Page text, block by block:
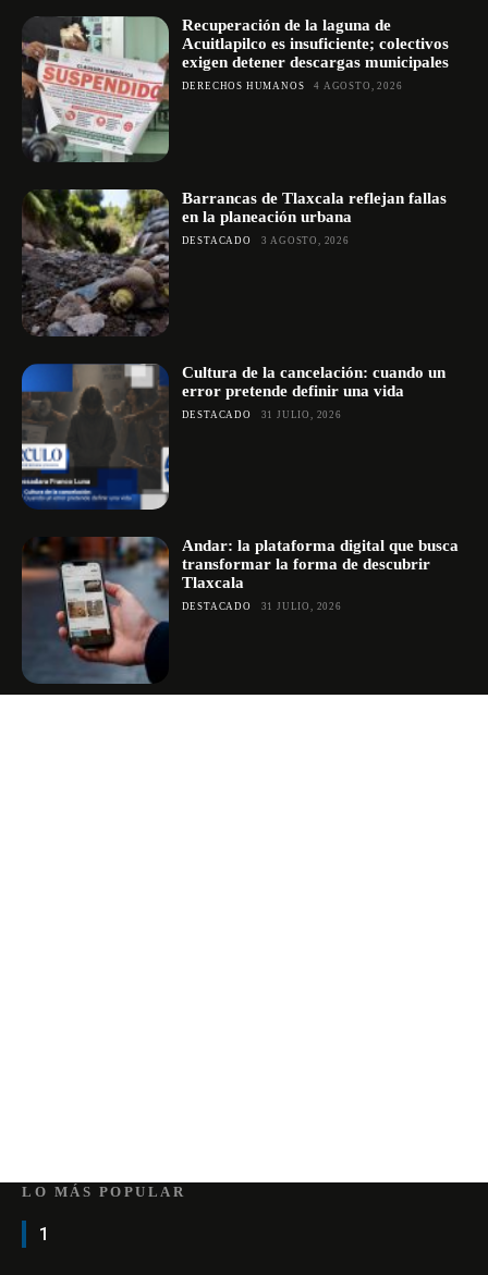
Recuperación de la laguna de
Acuitlapilco es insuficiente; colectivos
exigen detener descargas municipales
DERECHOS HUMANOS 4 AGOSTO, 2026
Barrancas de Tlaxcala reflejan fallas
en la planeación urbana
DESTACADO 3 AGOSTO, 2026
Cultura de la cancelación: cuando un
error pretende definir una vida
DESTACADO 31 JULIO, 2026
Andar: la plataforma digital que busca
transformar la forma de descubrir
Tlaxcala
DESTACADO 31 JULIO, 2026
LO MÁS POPULAR
1